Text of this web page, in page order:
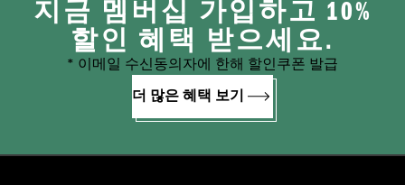
지금 멤버십 가입하고 10%
할인 혜택 받으세요.
* 이메일 수신동의자에 한해 할인쿠폰 발급
더 많은 혜택 보기